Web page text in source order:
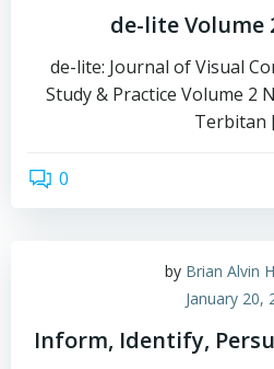
de-lite Volume
de-lite: Journal of Visual
Study & Practice Volume 2
Terbitan
0
by Brian Alvin
January 20,
Inform, Identify,